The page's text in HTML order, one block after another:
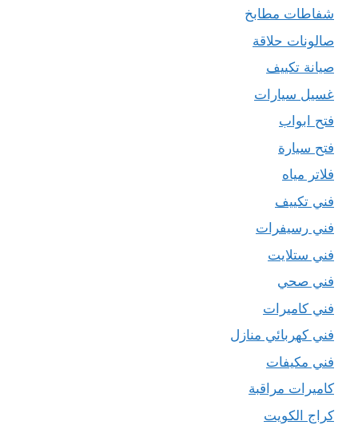
شفاطات مطابخ
صالونات حلاقة
صيانة تكييف
غسيل سيارات
فتح ابواب
فتح سيارة
فلاتر مياه
فني تكييف
فني رسيفرات
فني ستلايت
فني صحي
فني كاميرات
فني كهربائي منازل
فني مكيفات
كاميرات مراقبة
كراج الكويت